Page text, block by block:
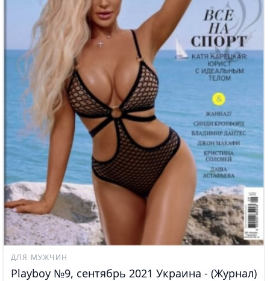
ДЛЯ МУЖЧИН
Playboy №9, сентябрь 2021 Украина - (Журнал)